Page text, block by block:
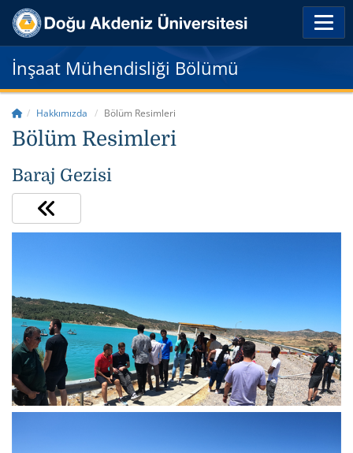
İnşaat Mühendisliği Bölümü
Hakkımızda Bölüm Resimleri
Bölüm Resimleri
Baraj Gezisi